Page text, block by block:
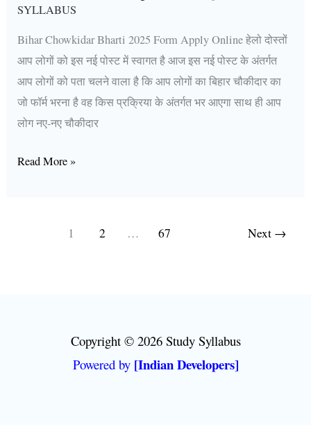
SYLLABUS
Bihar Chowkidar Bharti 2025 Form Apply Online हेलो दोस्तों
आप लोगों को इस नई पोस्ट में स्वागत है आज इस नई पोस्ट के अंतर्गत
आप लोगों को पता चलने वाला है कि आप लोगों का बिहार चौकीदार का
जो फॉर्म भरना है वह किस प्रक्रिया के अंतर्गत भर आएगा साथ ही आप
लोग नए-नए चौकीदार
Read More »
1 2 … 67 Next →
Copyright © 2026 Study Syllabus
Powered by [Indian Developers]